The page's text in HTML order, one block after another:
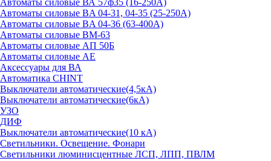
Автоматы силовые ВА 57ф35 (16-250А)
Автоматы силовые BA 04-31, 04-35 (25-250А)
Автоматы силовые BA 04-36 (63-400А)
Автоматы силовые ВМ-63
Автоматы силовые АП 50Б
Автоматы силовые АЕ
Аксессуары для ВА
Автоматика CHINT
Выключатели автоматические(4,5кА)
Выключатели автоматические(6кА)
УЗО
ДИФ
Выключатели автоматические(10 кА)
Светильники. Освещение. Фонари
Светильники люминисцентные ЛСП, ЛПП, ПВЛМ